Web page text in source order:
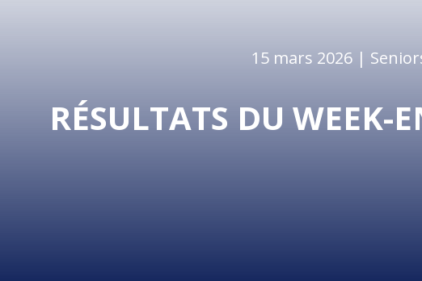
15 mars 2026 |
RÉSULTATS DU WEEK-